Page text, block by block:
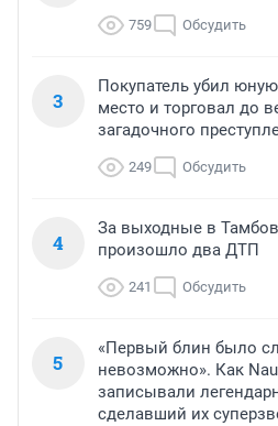
759 Обсудить
3
Покупатель убил
место и торговал до
загадочного
249 Обсудить
4
За выходные в
произошло два ДТП
241 Обсудить
5
«Первый блин было
невозможно». Как
записывали
сделавший их